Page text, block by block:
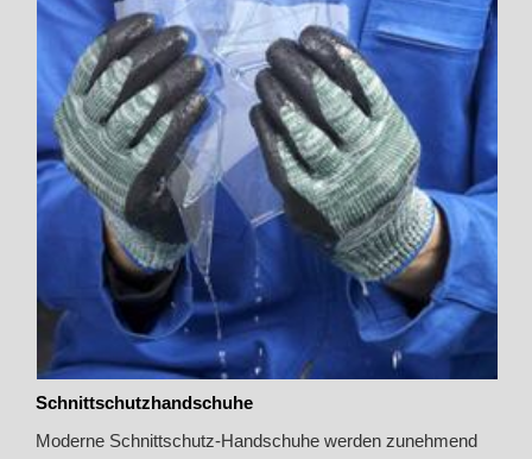
Schnittschutzhandschuhe
Moderne Schnittschutz-Handschuhe werden zunehmend